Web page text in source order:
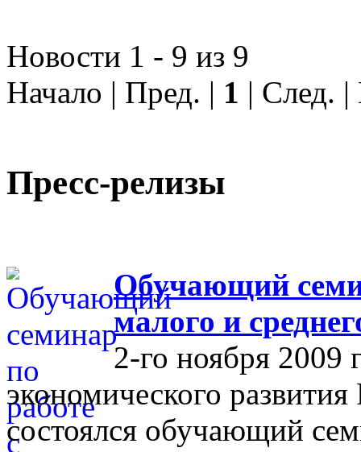
Новости 1 - 9 из 9
Начало | Пред. | 1 | След.
Пресс-релизы
Обучающий
малого и
2-го ноября 2009
экономического
состоялся обучающий